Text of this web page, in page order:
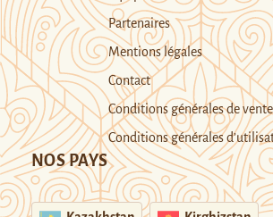
Partenaires
Mentions légales
Contact
Conditions générales de vente
Conditions générales
NOS PAYS